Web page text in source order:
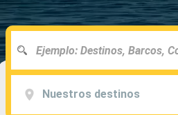
Nuestros destinos